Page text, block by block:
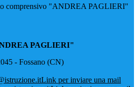
comprensivo "ANDREA PAGLIERI"
PAGLIERI"
- Fossano (CN)
Link per inviare una mail